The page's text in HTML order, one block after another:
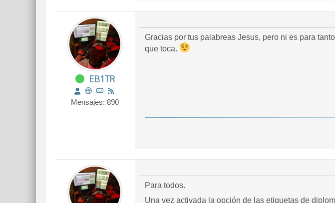
EB1TR
Mensajes: 890
Gracias por tus palabreas Jesus, pero ni es para
que toca.
Para todos.
Una vez activada la opción de las etiquetas de